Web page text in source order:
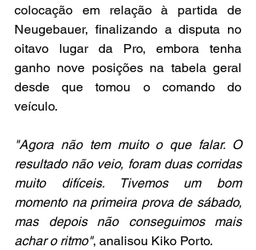
colocação em relação à partida de
Neugebauer, finalizando a disputa no
oitavo lugar da Pro, embora tenha
ganho nove posições na tabela geral
desde que tomou o comando do
veículo.
"Agora não tem muito o que falar. O
resultado não veio, foram duas corridas
muito difíceis. Tivemos um bom
momento na primeira prova de sábado,
mas depois não conseguimos mais
achar o ritmo", analisou Kiko Porto.